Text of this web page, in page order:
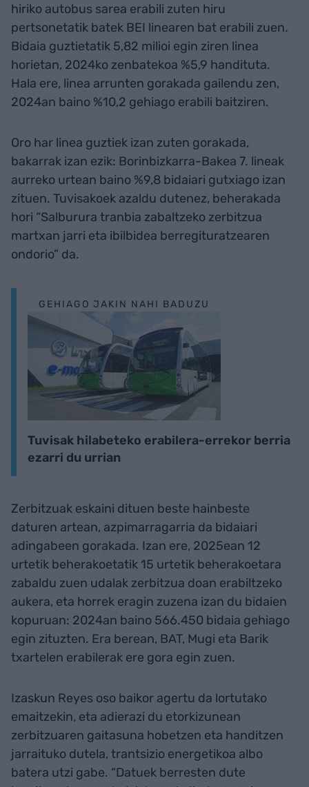
hiriko autobus sarea erabili zuten hiru
pertsonetatik batek BEI linearen bat erabili zuen.
Bidaia guztietatik 5,82 milioi egin ziren linea
horietan, 2024ko zenbatekoa %5,9 handituta.
Hala ere, linea arrunten gorakada gailendu zen,
2024an baino %10,2 gehiago erabili baitziren.
Oro har linea guztiek izan zuten gorakada,
bakarrak izan ezik: Borinbizkarra-Bakea 7. lineak
aurreko urtean baino %9,8 bidaiari gutxiago izan
zituen. Tuvisakoek azaldu dutenez, beherakada
hori “Salburura tranbia zabaltzeko zerbitzua
martxan jarri eta ibilbidea berregituratzearen
ondorio” da.
GEHIAGO JAKIN NAHI BADUZU
Tuvisak hilabeteko erabilera-errekor berria
ezarri du urrian
Zerbitzuak eskaini dituen beste hainbeste
daturen artean, azpimarragarria da bidaiari
adingabeen gorakada. Izan ere, 2025ean 12
urtetik beherakoetatik 15 urtetik beherakoetara
zabaldu zuen udalak zerbitzua doan erabiltzeko
aukera, eta horrek eragin zuzena izan du bidaien
kopuruan: 2024an baino 566.450 bidaia gehiago
egin zituzten. Era berean, BAT, Mugi eta Barik
txartelen erabilerak ere gora egin zuen.
Izaskun Reyes oso baikor agertu da lortutako
emaitzekin, eta adierazi du etorkizunean
zerbitzuaren gaitasuna hobetzen eta handitzen
jarraituko dutela, trantsizio energetikoa albo
batera utzi gabe. “Datuek berresten dute